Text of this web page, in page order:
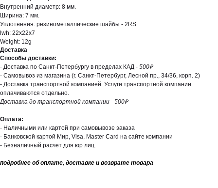
Внутренний диаметр: 8 мм.
Ширина: 7 мм.
Уплотнения: резинометаллические шайбы - 2RS
lwh: 22x22x7
Weight: 12g
Доставка
Способы доставки:
- Доставка по Санкт-Петербургу в пределах КАД - 500₽
- Самовывоз из магазина (г. Санкт-Петербург, Лесной пр., 34/36, корп. 2)
- Доставка транспортной компанией. Услуги транспортной компании
оплачиваются отдельно.
Доставка до транспортной компании - 500₽
Оплата:
- Наличными или картой при самовывозе заказа
- Банковской картой Мир, Visa, Master Card на сайте компании
- Безналичный расчет для юр лиц.
подробнее об оплате, доставке и возврате товара